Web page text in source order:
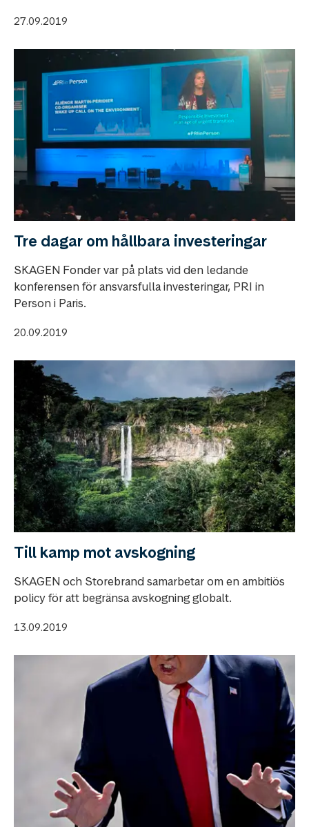
27.09.2019
Tre dagar om hållbara investeringar
SKAGEN Fonder var på plats vid den ledande
konferensen för ansvarsfulla investeringar, PRI in
Person i Paris.
20.09.2019
Till kamp mot avskogning
SKAGEN och Storebrand samarbetar om en ambitiös
policy för att begränsa avskogning globalt.
13.09.2019